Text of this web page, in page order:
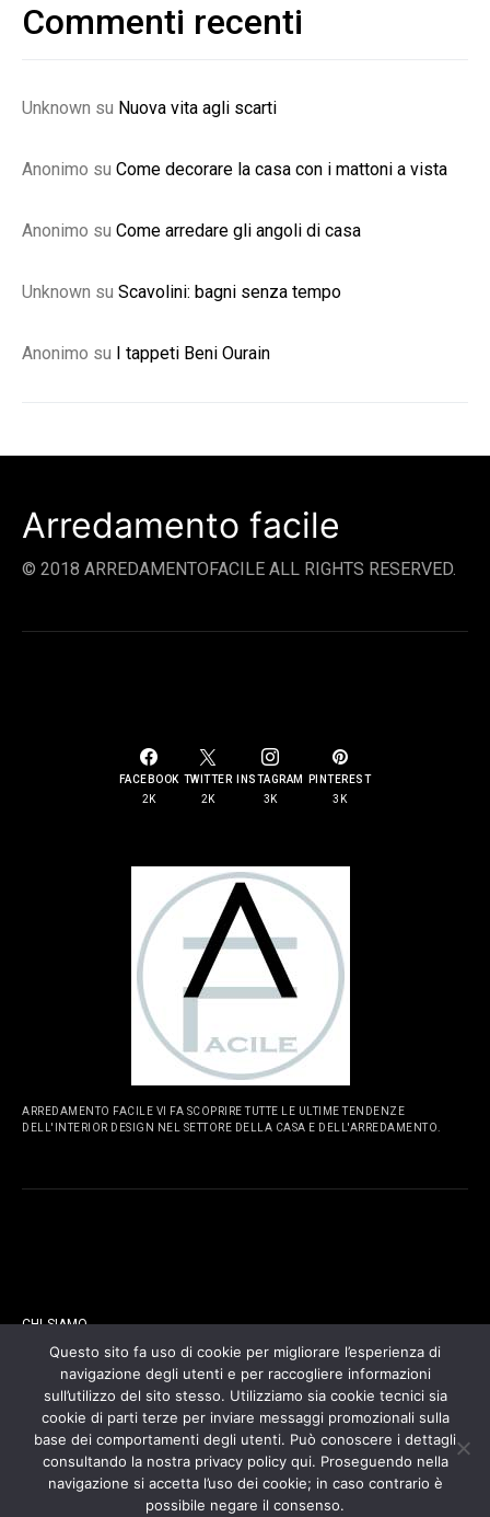
Commenti recenti
Unknown su Nuova vita agli scarti
Anonimo su Come decorare la casa con i mattoni a vista
Anonimo su Come arredare gli angoli di casa
Unknown su Scavolini: bagni senza tempo
Anonimo su I tappeti Beni Ourain
Arredamento facile
© 2018 ARREDAMENTOFACILE ALL RIGHTS RESERVED.
FACEBOOK
2K
TWITTER
2K
INSTAGRAM
3K
PINTEREST
3K
ARREDAMENTO FACILE VI FA SCOPRIRE TUTTE LE ULTIME TENDENZE
DELL'INTERIOR DESIGN NEL SETTORE DELLA CASA E DELL'ARREDAMENTO.
CHI SIAMO
CONTATTI
COOKIES POLICY
PRIVACY POLICY
Questo sito fa uso di cookie per migliorare l’esperienza di
navigazione degli utenti e per raccogliere informazioni
sull’utilizzo del sito stesso. Utilizziamo sia cookie tecnici sia
cookie di parti terze per inviare messaggi promozionali sulla
base dei comportamenti degli utenti. Può conoscere i dettagli
consultando la nostra privacy policy qui. Proseguendo nella
navigazione si accetta l’uso dei cookie; in caso contrario è
possibile negare il consenso.